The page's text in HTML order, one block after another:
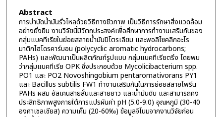
Abstract
การบำบัดน้ำมันรั่วไหลด้วยวิธีทางชีวภาพ เป็นวิธีการรักษาสิ่งแวดล้อม
อย่างยั่งยืน งานวิจัยนี้มีวัตถุประสงค์เพื่อศึกษาการทำงานเสริมกันของ
กลุ่มแบคทีเรียในย่อยสลายน้ำมันปิโตรเลียม และพอลิไซคลิกอะโร
มาติกไฮโดรคาร์บอน (polycyclic aromatic hydrocarbons;
PAHs) และพัฒนาเป็นผลิตภัณฑ์รูปแบบ กลุ่มแบคทีเรียตรึง โดยพบ
ว่ากลุ่มแบคทีเรีย OPK ซึ่งประกอบด้วย Mycolicibacterium spp.
PO1 และ PO2 Novoshingobium pentaromativorans PY1
และ Bacillus subtilis FW1 ทำงานเสริมกันในการย่อยสลายไพรีน
PAHs ผสม อัลเคนสายสั้นและสายยาว และน้ำมันดิบ และสามารถคง
ประสิทธิภาพสูงภายใต้การแปรผันค่า pH (5.0-9.0) อุณหภูมิ (30-40
องศาเซลเซียส) ความเค็ม (20-60‰) ข้อมูลจีโนมจากงานวิจัยก่อน